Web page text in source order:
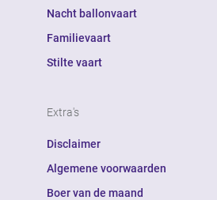
Nacht ballonvaart
Familievaart
Stilte vaart
Extra's
Disclaimer
Algemene voorwaarden
Boer van de maand